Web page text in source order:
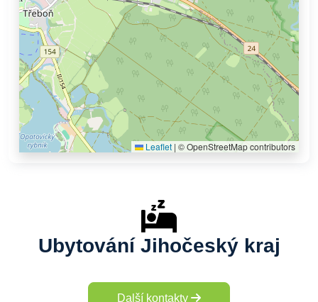
Leaflet | © OpenStreetMap contributors
Ubytování Jihočeský kraj
Další kontakty